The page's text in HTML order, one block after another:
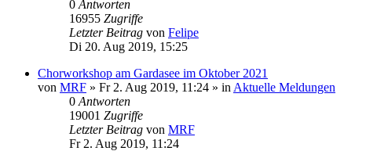
0 Antworten
16955 Zugriffe
Letzter Beitrag von Felipe
Di 20. Aug 2019, 15:25
Chorworkshop am Gardasee im Oktober 2021
von MRF » Fr 2. Aug 2019, 11:24 » in Aktuelle Meldungen
0 Antworten
19001 Zugriffe
Letzter Beitrag von MRF
Fr 2. Aug 2019, 11:24